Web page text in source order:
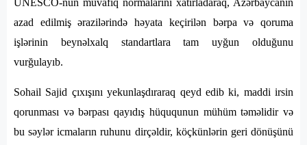
UNESCO-nun müvafiq normalarını xatırladaraq, Azərbaycanın
azad edilmiş ərazilərində həyata keçirilən bərpa və qoruma
işlərinin beynəlxalq standartlara tam uyğun olduğunu
vurğulayıb.
Sohail Sajid çıxışını yekunlaşdıraraq qeyd edib ki, maddi irsin
qorunması və bərpası qayıdış hüququnun mühüm təməlidir və
bu səylər icmaların ruhunu dirçəldir, köçkünlərin geri dönüşünü